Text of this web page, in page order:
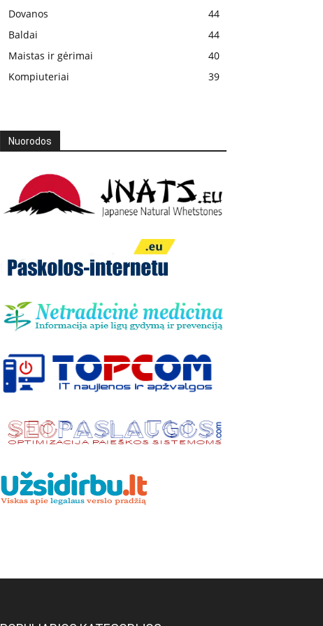
Dovanos
44
Baldai
44
Maistas ir gėrimai
40
Kompiuteriai
39
Nuorodos